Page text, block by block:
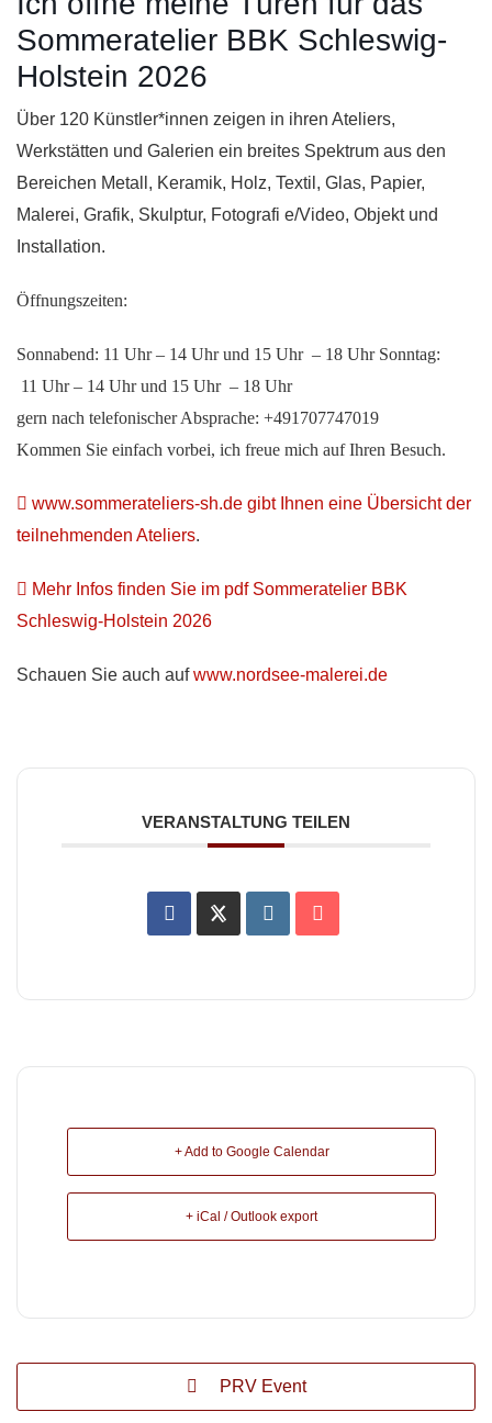
Sommeratelier BBK Schleswig-
Holstein 2026
Über 120 Künstler*innen zeigen in ihren Ateliers,
Werkstätten und Galerien ein breites Spektrum aus den
Bereichen Metall, Keramik, Holz, Textil, Glas, Papier,
Malerei, Grafik, Skulptur, Fotografi e/Video, Objekt und
Installation.
Öffnungszeiten:
Sonnabend: 11 Uhr – 14 Uhr und 15 Uhr – 18 Uhr Sonntag:
11 Uhr – 14 Uhr und 15 Uhr – 18 Uhr
gern nach telefonischer Absprache: +491707747019
Kommen Sie einfach vorbei, ich freue mich auf Ihren Besuch.
www.sommerateliers-sh.de gibt Ihnen eine Übersicht der
teilnehmenden Ateliers.
Mehr Infos finden Sie im pdf Sommeratelier BBK
Schleswig-Holstein 2026
Schauen Sie auch aufwww.nordsee-malerei.de
VERANSTALTUNG TEILEN
+ Add to Google Calendar
+ iCal / Outlook export
PRV Event